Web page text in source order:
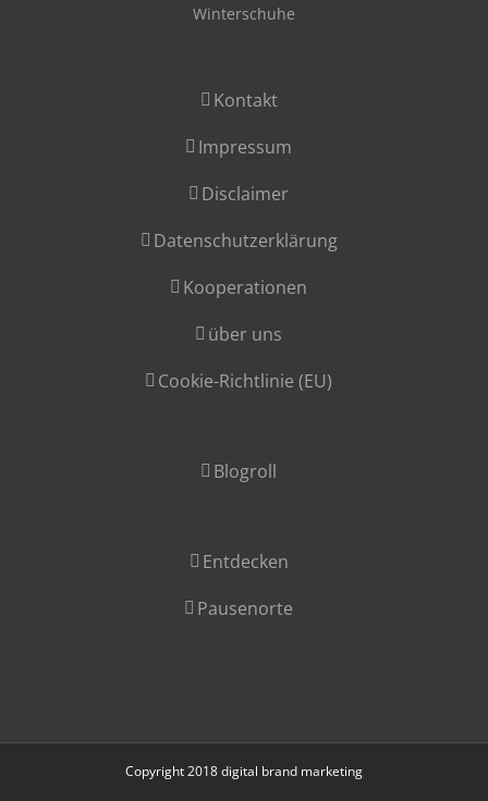
Winterschuhe
Kontakt
Impressum
Disclaimer
Datenschutzerklärung
Kooperationen
über uns
Cookie-Richtlinie (EU)
Blogroll
Entdecken
Pausenorte
Copyright 2018digital brand marketing